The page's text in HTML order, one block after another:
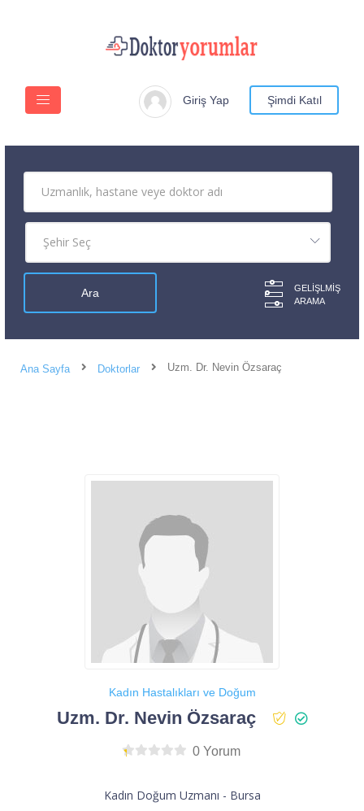
Giriş Yap Şimdi Katıl
GELIŞLMIŞ
ARAMA
Ana Sayfa Doktorlar Uzm. Dr. Nevin Özsaraç
Kadın Hastalıkları ve Doğum
Uzm. Dr. Nevin Özsaraç
0 Yorum
Kadın Doğum Uzmanı - Bursa